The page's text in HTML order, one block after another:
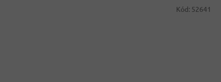
Kód: 52641